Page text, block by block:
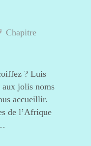
Chapitre
? Luis
jolis noms
accueillir.
de l’Afrique